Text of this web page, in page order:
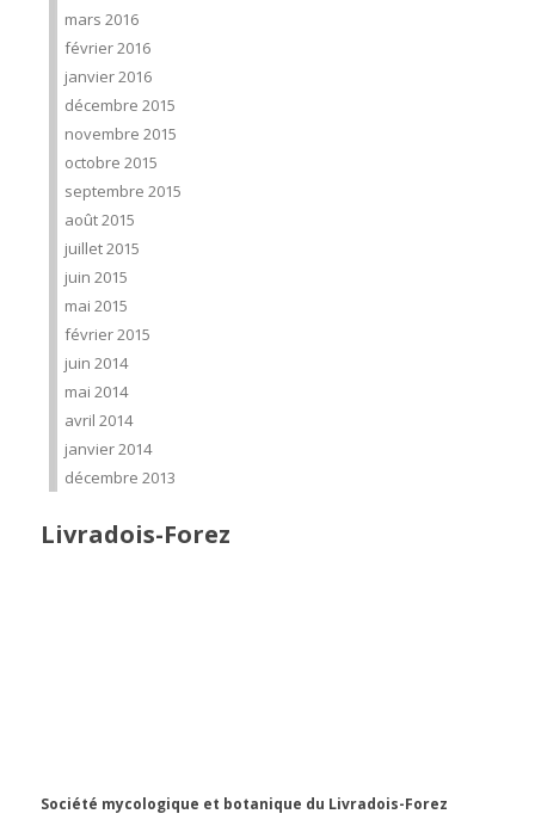
mars 2016
février 2016
janvier 2016
décembre 2015
novembre 2015
octobre 2015
septembre 2015
août 2015
juillet 2015
juin 2015
mai 2015
février 2015
juin 2014
mai 2014
avril 2014
janvier 2014
décembre 2013
Livradois-Forez
Société mycologique et botanique du Livradois-Forez